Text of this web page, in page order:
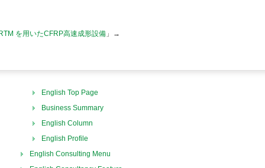
を用いたCFRP高速成形設備 」→
English Top Page
Business Summary
English Column
English Profile
English Consulting Menu